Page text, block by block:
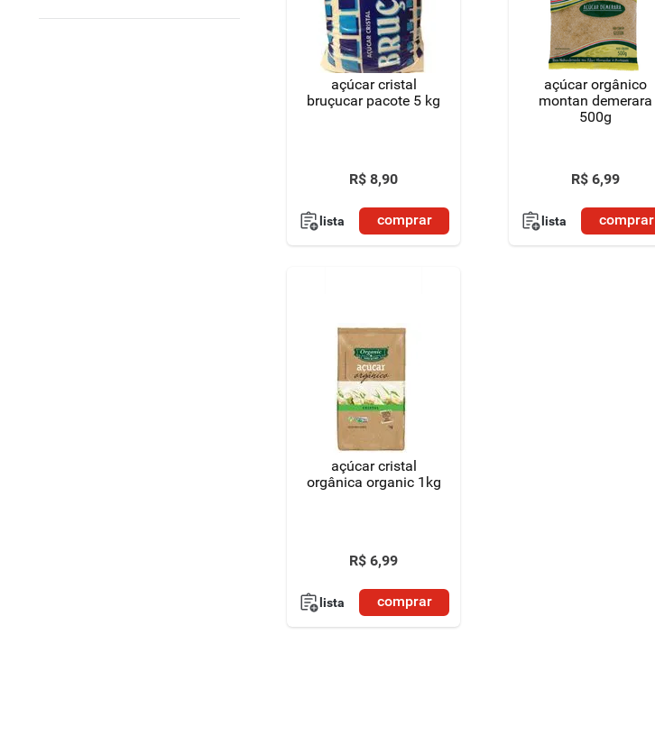
açúcar cristal
bruçucar pacote 5 kg
R$ 8,90
lista comprar
açúcar orgânico
montan demerara
500g
R$ 6,99
lista comprar
açúcar cristal
orgânica organic 1kg
R$ 6,99
lista comprar
detergente
macarrão